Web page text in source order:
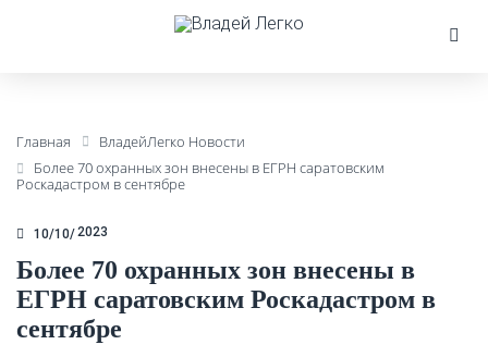
Главная
ВладейЛегко Новости
Более 70 охранных зон внесены в ЕГРН саратовским
Роскадастром в сентябре
10/10 2023
Более 70 охранных зон внесены в
ЕГРН саратовским Роскадастром в
сентябре